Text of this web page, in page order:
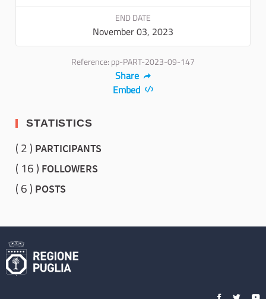
END DATE
November 03, 2023
Reference: pp-PART-2023-09-147
Share
Embed
STATISTICS
2 PARTICIPANTS
16 FOLLOWERS
6 POSTS